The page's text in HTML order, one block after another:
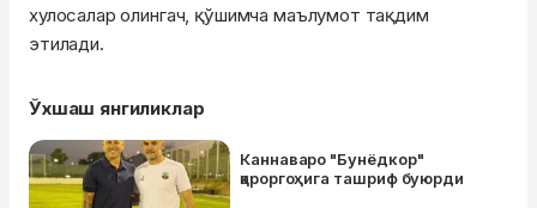
хулосалар олингач, қўшимча маълумот тақдим
этилади.
Ўхшаш янгиликлар
Каннаваро "Бунёдкор"
қароргоҳига ташриф буюрди